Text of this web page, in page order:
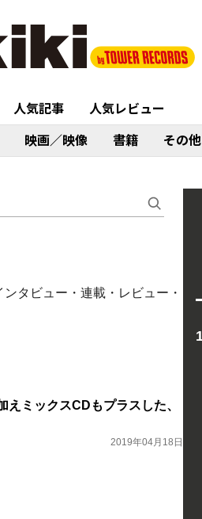
人気記事
人気レビュー
映画／映像 書籍 その他
タビュー・連載・レビュー・
ミックスCDもプラスした、
2019年04月18日